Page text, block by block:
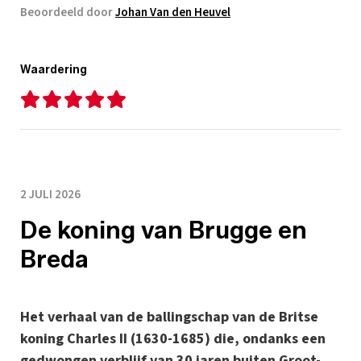
Beoordeeld doorJohan Van den Heuvel
Waardering
2 JULI 2026
De koning van Brugge en
Breda
Het verhaal van de ballingschap van de Britse
koning Charles II (1630-1685) die, ondanks een